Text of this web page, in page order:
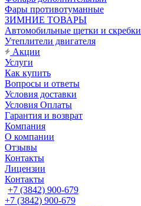
Фары противотуманные
ЗИМНИЕ ТОВАРЫ
Автомобильные щетки и скребки
Утеплители двигателя
Акции
Услуги
Как купить
Вопросы и ответы
Условия доставки
Условия Оплаты
Гарантия и возврат
Компания
О компании
Отзывы
Контакты
Лицензии
Контакты
+7 (3842) 900-679
+7 (3842) 900-679